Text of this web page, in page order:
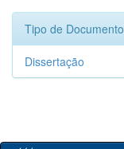
Tipo de Documento
Dissertação